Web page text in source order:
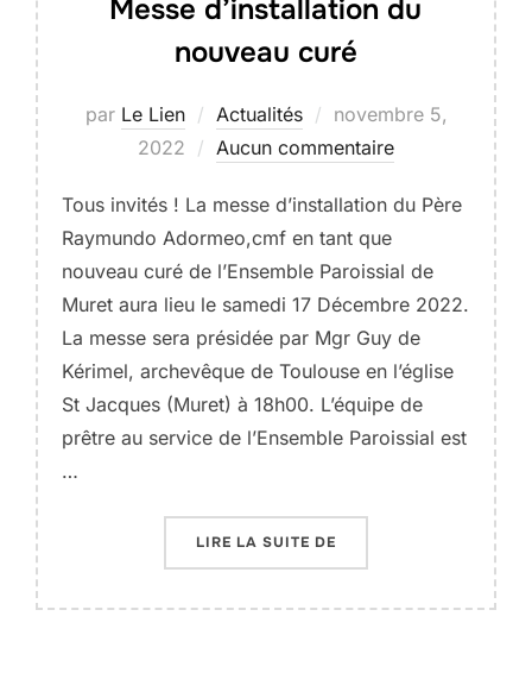
Messe d’installation du
nouveau curé
par Le Lien Actualités
Publié
le
novembre 5,
2022
Aucun commentaire
Tous invités ! La messe d’installation du Père
Raymundo Adormeo,cmf en tant que
nouveau curé de l’Ensemble Paroissial de
Muret aura lieu le samedi 17 Décembre 2022.
La messe sera présidée par Mgr Guy de
Kérimel, archevêque de Toulouse en l’église
St Jacques (Muret) à 18h00. L’équipe de
prêtre au service de l’Ensemble Paroissial est
…
LIRE LA SUITE DE « MESSE